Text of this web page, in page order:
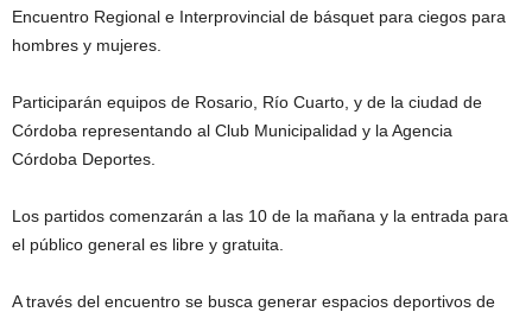
Encuentro Regional e Interprovincial de básquet para ciegos para
hombres y mujeres.
Participarán equipos de Rosario, Río Cuarto, y de la ciudad de
Córdoba representando al Club Municipalidad y la Agencia
Córdoba Deportes.
Los partidos comenzarán a las 10 de la mañana y la entrada para
el público general es libre y gratuita.
A través del encuentro se busca generar espacios deportivos de